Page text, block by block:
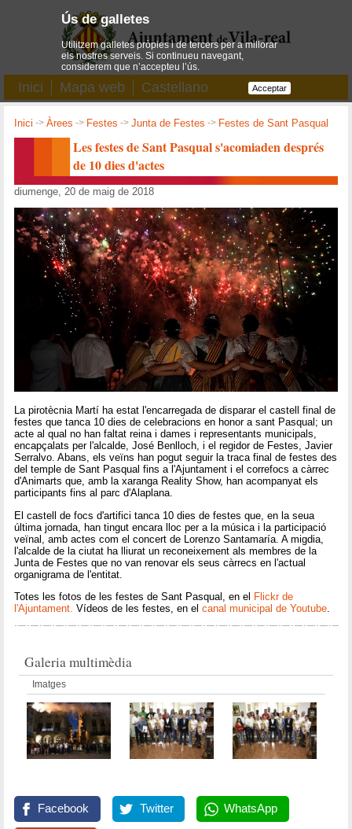
Inici Mapa web Castellano
Inici ->Àrees -> Festes ->Junta de Festes -> Festes de Sant Pasqual
Les festes de Sant Pasqual s'acomiaden després
de 10 dies d'actes
diumenge, 20 de maig de 2018
La pirotècnia Martí ha estat l'encarregada de disparar el castell final de
festes que tanca 10 dies de celebracions en honor a sant Pasqual; un
acte al qual no han faltat reina i dames i representants municipals,
encapçalats per l'alcalde, José Benlloch, i el regidor de Festes, Javier
Serralvo. Abans, els veïns han pogut seguir la traca final de festes des
del temple de Sant Pasqual fins a l'Ajuntament i el correfocs a càrrec
d'Animarts que, amb la xaranga Reality Show, han acompanyat els
participants fins al parc d'Alaplana.
El castell de focs d'artifici tanca 10 dies de festes que, en la seua
última jornada, han tingut encara lloc per a la música i la participació
veïnal, amb actes com el concert de Lorenzo Santamaría. A migdia,
l'alcalde de la ciutat ha lliurat un reconeixement als membres de la
Junta de Festes que no van renovar els seus càrrecs en l'actual
organigrama de l'entitat.
Totes les fotos de les festes de Sant Pasqual, en el Flickr de
l'Ajuntament. Vídeos de les festes, en el canal municipal de Youtube
Galeria multimèdia
Imatges
Facebook Twitter WhatsApp
Ús de galletes
Utilitzem galletes pròpies i de tercers per a millorar
els nostres serveis. Si continueu navegant,
considerem que n’accepteu l’ús.
Acceptar